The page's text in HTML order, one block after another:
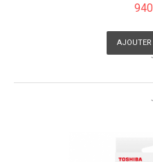
AJOUTER